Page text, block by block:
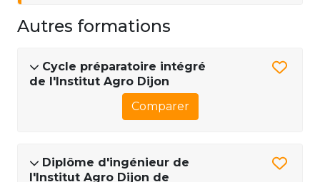
Autres formations
Cycle préparatoire intégré
de l'Institut Agro Dijon
Comparer
Diplôme d'ingénieur de
l'Institut Agro Dijon de